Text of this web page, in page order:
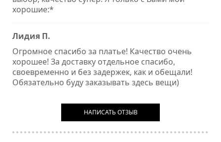
хорошие:*
Лидия П.
Огромное спасибо за платье! Качество очень
хорошее! За доставку отдельное спасибо,
своевременно и без задержек, как и обещали!
Обязательно буду заказывать здесь вещи)
НАПИСАТЬ ОТЗЫВ